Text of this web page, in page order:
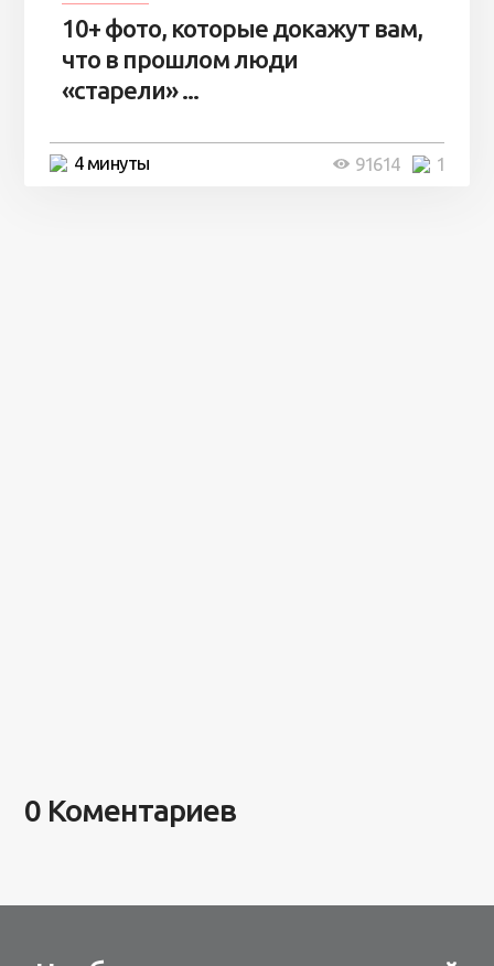
10+ фото, которые докажут вам,
что в прошлом люди
«старели» ...
4 минуты 1
91614
0 Коментариев